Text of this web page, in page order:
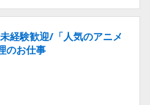
経験歓迎/「人気のアニメ
のお仕事